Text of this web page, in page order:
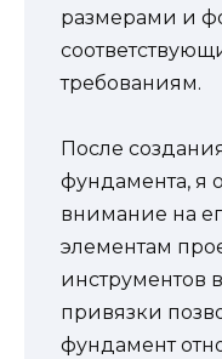
размерами и
требованиям.
После
фундамента, я
внимание на
элементам
инструментов
привязки
фундамент